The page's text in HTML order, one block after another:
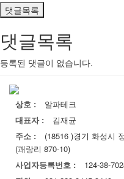
댓글목록
댓글목록
등록된 댓글이 없습니다.
상호 :
알파테크
대표자 :
김재균
주소 :
(18516 )경기 화성시
(괘랑리 870-10)
사업자등록번호 :
124-38-